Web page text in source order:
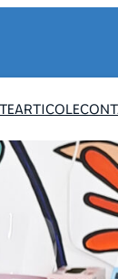
ARTICOLE